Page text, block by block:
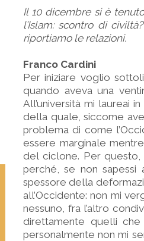
Il 10 dicembre si è
l’Islam: scontro di
riportiamo le relazioni.
Franco Cardini
Per iniziare voglio
quando aveva una
All’università mi laureai
della quale, siccome
problema di come
essere marginale
del ciclone. Per questo,
perché, se non
spessore della
all’Occidente: non mi
nessuno, fra l’altro
direttamente quelli
personalmente non mi